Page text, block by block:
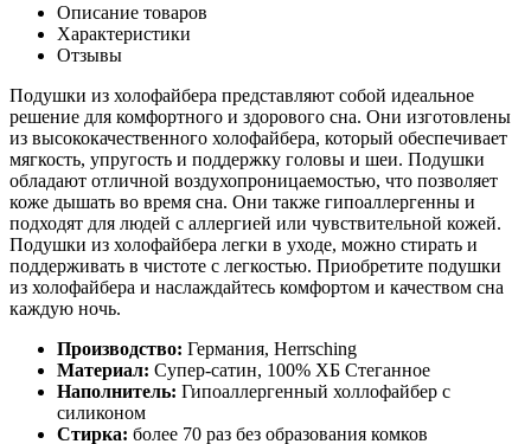
Описание товаров
Характеристики
Отзывы
Подушки из холофайбера представляют собой идеальное
решение для комфортного и здорового сна. Они изготовлены
из высококачественного холофайбера, который обеспечивает
мягкость, упругость и поддержку головы и шеи. Подушки
обладают отличной воздухопроницаемостью, что позволяет
коже дышать во время сна. Они также гипоаллергенны и
подходят для людей с аллергией или чувствительной кожей.
Подушки из холофайбера легки в уходе, можно стирать и
поддерживать в чистоте с легкостью. Приобретите подушки
из холофайбера и наслаждайтесь комфортом и качеством сна
каждую ночь.
Производство: Германия, Herrsching
Материал: Супер-сатин, 100% ХБ Стеганное
Наполнитель: Гипоаллергенный холлофайбер с
силиконом
Стирка: более 70 раз без образования комков